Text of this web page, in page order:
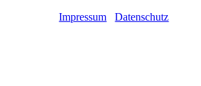
Impressum Datenschutz